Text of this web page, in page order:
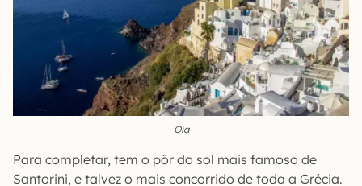
Oia
Para completar, tem o pôr do sol mais famoso de
Santorini, e talvez o mais concorrido de toda a Grécia.